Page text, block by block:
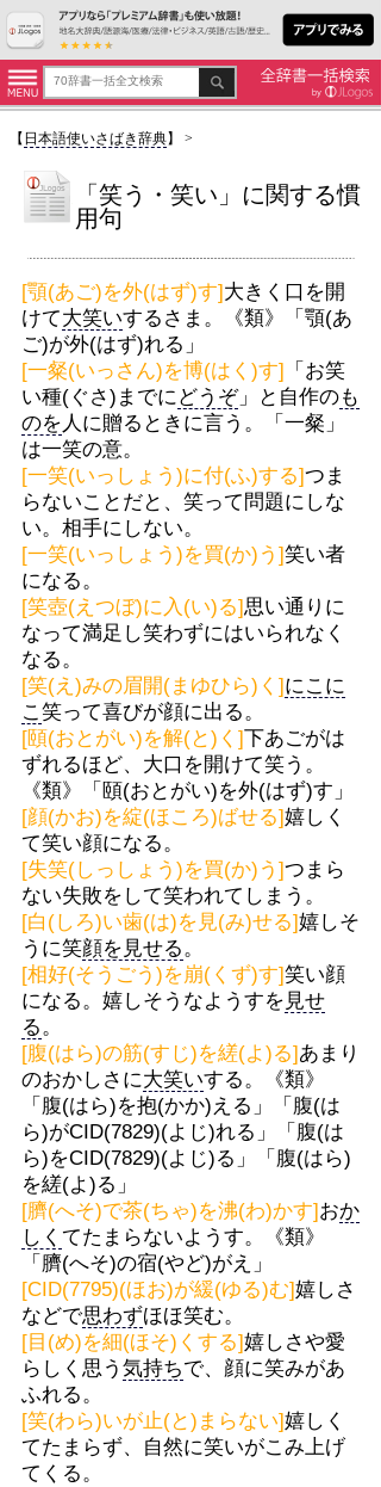
【 日本語使いさばき辞典】 >
「笑う・笑い」に関する慣
用句
[顎(あご)を外(はず)す]大きく口を開
けて大笑いするさま。《類》「顎(あ
ご)が外(はず)れる」
[一粲(いっさん)を博(はく)す] 「お笑
い種(ぐさ)までにどうぞ」と自作のも
のを 人に贈るときに言う。「一粲」
は一笑の意。
[一笑(いっしょう)に付(ふ)する]つま
らないことだと、笑って問題にしな
い。相手にしない。
[一笑(いっしょう)を買(か)う]笑い者
になる。
[笑壺(えつぼ)に入(い)る]思い通りに
なって満足し笑わずにはいられなく
なる。
[笑(え)みの眉開(まゆひら)く]にこに
こ笑って喜びが顔に出る。
[頤(おとがい)を解(と)く]下あごがは
ずれるほど、大口を開けて笑う。
《類》「頤(おとがい)を外(はず)す」
[顔(かお)を綻(ほころ)ばせる]嬉しく
て笑い顔になる。
[失笑(しっしょう)を買(か)う]つまら
ない失敗をして笑われてしまう。
[白(しろ)い歯(は)を見(み)せる]嬉しそ
うに笑顔を見せる。
[相好(そうごう)を崩(くず)す]笑い顔
になる。嬉しそうなようすを 見せ
る。
[腹(はら)の筋(すじ)を縒(よ)る]あまり
のおかしさに大笑いする。《類》
「腹(はら)を抱(かか)える」「腹(は
ら)がCID(7829)(よじ)れる」「腹(は
ら)をCID(7829)(よじ)る」「腹(はら)
を縒(よ)る」
[臍(へそ)で茶(ちゃ)を沸(わ)かす]おか
しく てたまらないようす。《類》
「臍(へそ)の宿(やど)がえ」
[CID(7795)(ほお)が緩(ゆる)む]嬉しさ
などで思わずほほ笑む。
[目(め)を細(ほそ)くする]嬉しさや愛
らしく思う 気持ちで、顔に笑みがあ
ふれる。
[笑(わら)いが止(と)まらない]嬉しく
てたまらず、自然に笑いがこみ上げ
てくる。